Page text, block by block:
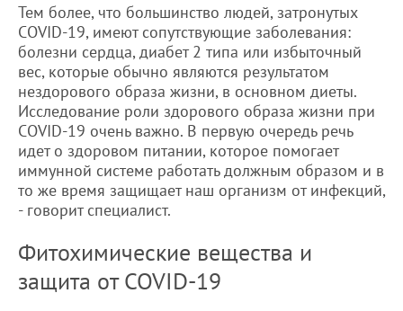
Тем более, что большинство людей, затронутых
COVID-19, имеют сопутствующие заболевания:
болезни сердца, диабет 2 типа или избыточный
вес, которые обычно являются результатом
нездорового образа жизни, в основном диеты.
Исследование роли здорового образа жизни при
COVID-19 очень важно. В первую очередь речь
идет о здоровом питании, которое помогает
иммунной системе работать должным образом и в
то же время защищает наш организм от инфекций,
- говорит специалист.
Фитохимические вещества и
защита от COVID-19